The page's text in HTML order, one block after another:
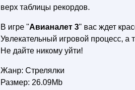
верх таблицы рекордов.
В игре "Авианалет 3" вас ждет
Увлекательный игровой процесс,
Не дайте никому уйти!
Жанр: Стрелялки
Размер: 26.09Mb